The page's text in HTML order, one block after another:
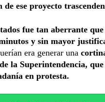
ese proyecto
fue tan aberrante
y sin mayor
era generar una
la Superintendencia, que
en protesta.